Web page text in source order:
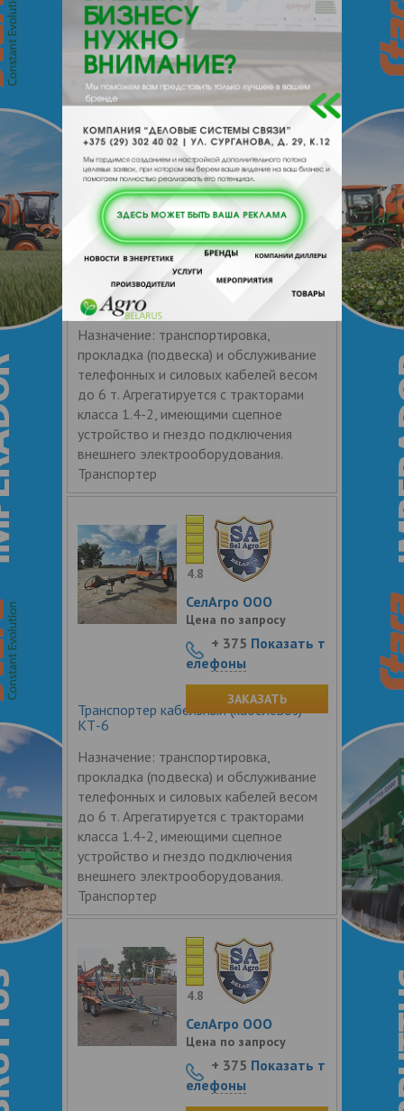
до 4 т. (перевозимые барабаны № 17-
22 по ГОСТ 5151-79). Транспортёр
КТ-4 агрегатируется с
Транспортер кабельный (кабелевоз)
КТ-4.1
Назначение: транспортировка,
прокладка (подвеска) и обслуживание
телефонных и силовых кабелей весом
до 6 т. Агрегатируется с тракторами
класса 1.4-2, имеющими сцепное
устройство и гнездо подключения
внешнего электрооборудования.
Транспортер
СелАгро ООО
Цена по запросу
+ 375Показать т
елефоны
ЗАКАЗАТЬ
Транспортер кабельный (кабелевоз)
КТ-6
Назначение: транспортировка,
прокладка (подвеска) и обслуживание
телефонных и силовых кабелей весом
до 6 т. Агрегатируется с тракторами
класса 1.4-2, имеющими сцепное
устройство и гнездо подключения
внешнего электрооборудования.
Транспортер
4.8
СелАгро ООО
Цена по запросу
+ 375 Показать т
елефоны
ЗАКАЗАТЬ
4.8
СелАгро ООО
Цена по запросу
+ 375 Показать т
елефоны